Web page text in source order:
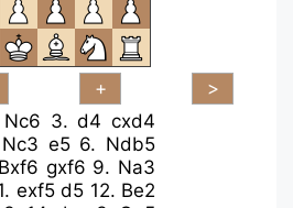
Nc6 3.d4 cxd4
Nc3 e5 6. Ndb5
Bxf6 gxf6 9. Na3
exf5 d5 12. Be2